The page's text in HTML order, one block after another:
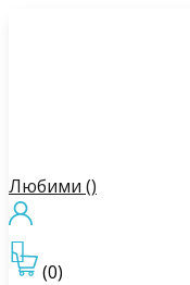
Любими ()
(0)
